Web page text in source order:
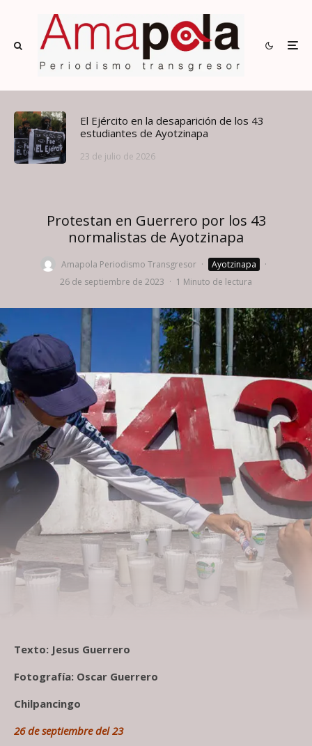
El Ejército en la desaparición de los 43
estudiantes de Ayotzinapa
23 de julio de 2026
Protestan en Guerrero por los 43
normalistas de Ayotzinapa
Amapola Periodismo Transgresor · Ayotzinapa
·
26 de septiembre de 2023 · 1 Minuto de lectura
Texto: Jesus Guerrero
Fotografía: Oscar Guerrero
Chilpancingo
26 de septiembre del 23